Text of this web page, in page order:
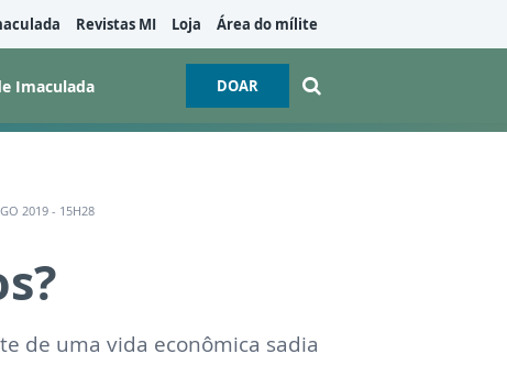
Revistas MI Loja Área do mílite
Imaculada DOAR
2019 - 15H28
de uma vida econômica sadia